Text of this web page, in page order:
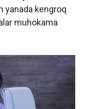
yanada kengroq
muhokama